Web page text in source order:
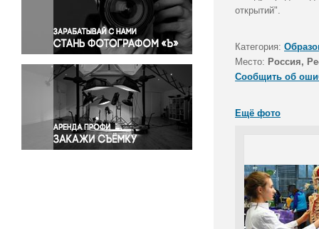
Правосудие
Происшествия и конфликты
Религия
Светская жизнь
Спорт
Экология
Экономика и бизнес
открытий".
Категория:
Место: Россия,
Сообщить об
Ещё фото